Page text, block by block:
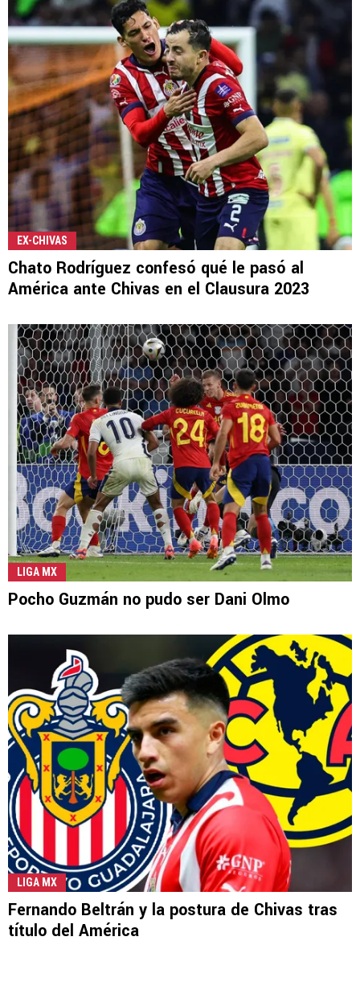
EX-CHIVAS
Chato Rodríguez confesó qué le pasó al
América ante Chivas en el Clausura 2023
LIGA MX
Pocho Guzmán no pudo ser Dani Olmo
LIGA MX
Fernando Beltrán y la postura de Chivas tras
título del América